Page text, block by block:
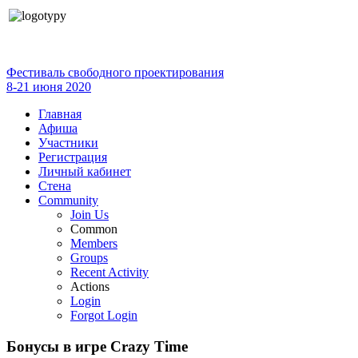
Фестиваль свободного проектирования
8-21 июня 2020
Главная
Афиша
Участники
Регистрация
Личный кабинет
Стена
Community
Join Us
Common
Members
Groups
Recent Activity
Actions
Login
Forgot Login
Бонусы в игре Crazy Time